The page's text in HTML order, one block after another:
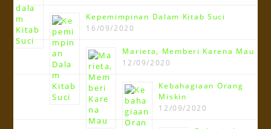
Kepemimpinan Dalam Kitab Suci
16/09/2020
Marieta, Memberi Karena Mau
12/09/2020
Kebahagiaan Orang
Miskin
12/09/2020